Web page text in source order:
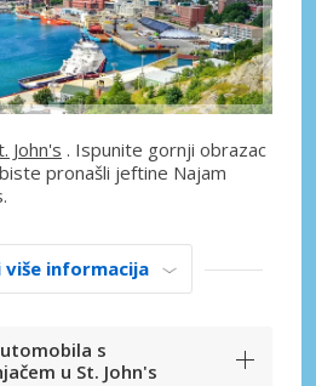
John's . Ispunite gornji obrazac
pronašli jeftine Najam
više informacija
s
u St. John's